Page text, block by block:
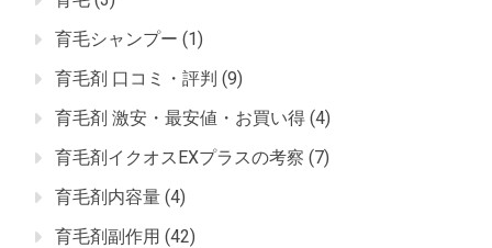
育毛シャンプー (1)
育毛剤 口コミ・評判 (9)
育毛剤 激安・最安値・お買い得 (4)
育毛剤イクオスEXプラスの考察 (7)
育毛剤内容量 (4)
育毛剤副作用 (42)